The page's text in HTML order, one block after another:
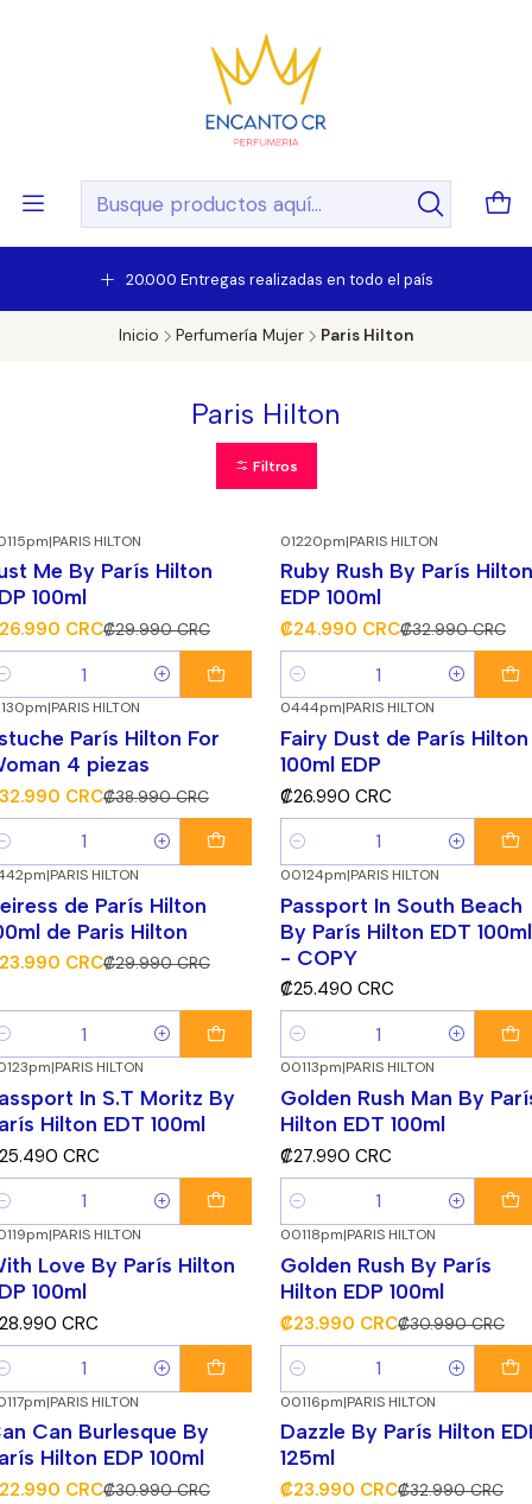
20.000 Entregas realizadas en todo el país
Inicio Perfumería Mujer Paris Hilton
Paris Hilton
Filtros
¡Súper Descuento!
|PARIS HILTON
Me By París Hilton
100ml
CRC₡29.990 CRC
-24%¡Súper Descuento!
01220pm|PARIS HILTON
Ruby Rush By París Hilton
EDP 100ml
₡24.990 CRC₡32.990 CRC
Cantidad
¡Súper Descuento!
|PARIS HILTON
París Hilton For
4 piezas
CRC₡38.990 CRC
0444pm|PARIS HILTON
Fairy Dust de París Hilton
100ml EDP
₡26.990 CRC
Cantidad
¡Súper Descuento!
|PARIS HILTON
de París Hilton
de Paris Hilton
CRC₡29.990 CRC
00124pm|PARIS HILTON
Passport In South Beach
By París Hilton EDT 100ml
- COPY
₡25.490 CRC
Cantidad
|PARIS HILTON
In S.T Moritz By
Hilton EDT 100ml
CRC
00113pm|PARIS HILTON
Golden Rush Man By
Hilton EDT 100ml
₡27.990 CRC
Cantidad
|PARIS HILTON
Love By París Hilton
100ml
CRC
¡Súper Descuento!
00118pm|PARIS HILTON
Golden Rush By París
Hilton EDP 100ml
₡23.990 CRC₡30.990 CRC
Cantidad
¡Súper Descuento!
|PARIS HILTON
Can Burlesque By
Hilton EDP 100ml
CRC₡30.990 CRC
-27%¡Súper Descuento!
00116pm|PARIS HILTON
Dazzle By París Hilton
125ml
₡23.990 CRC₡32.990 CRC